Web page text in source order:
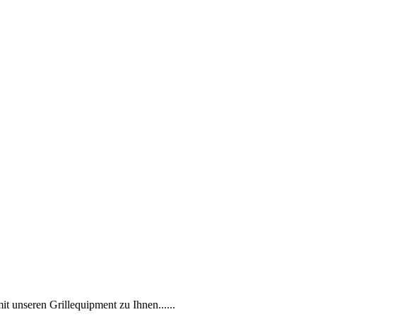
unseren Grillequipment zu Ihnen......